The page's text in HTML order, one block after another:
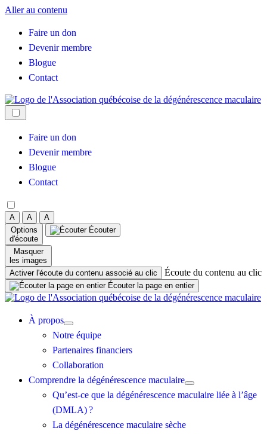
Aller au contenu
Faire un don
Devenir membre
Blogue
Contact
Faire un don
Devenir membre
Blogue
Contact
A A
A
Options
d'écoute
Écouter
Masquer
les images
Activer l'écoute du contenu associé au clic
Écoute du contenu au clic
Écouter la page en entier
À propos
Notre équipe
Partenaires financiers
Collaboration
Comprendre la dégénérescence maculaire
Qu’est-ce que la dégénérescence maculaire liée à l’âge
(DMLA) ?
La dégénérescence maculaire sèche